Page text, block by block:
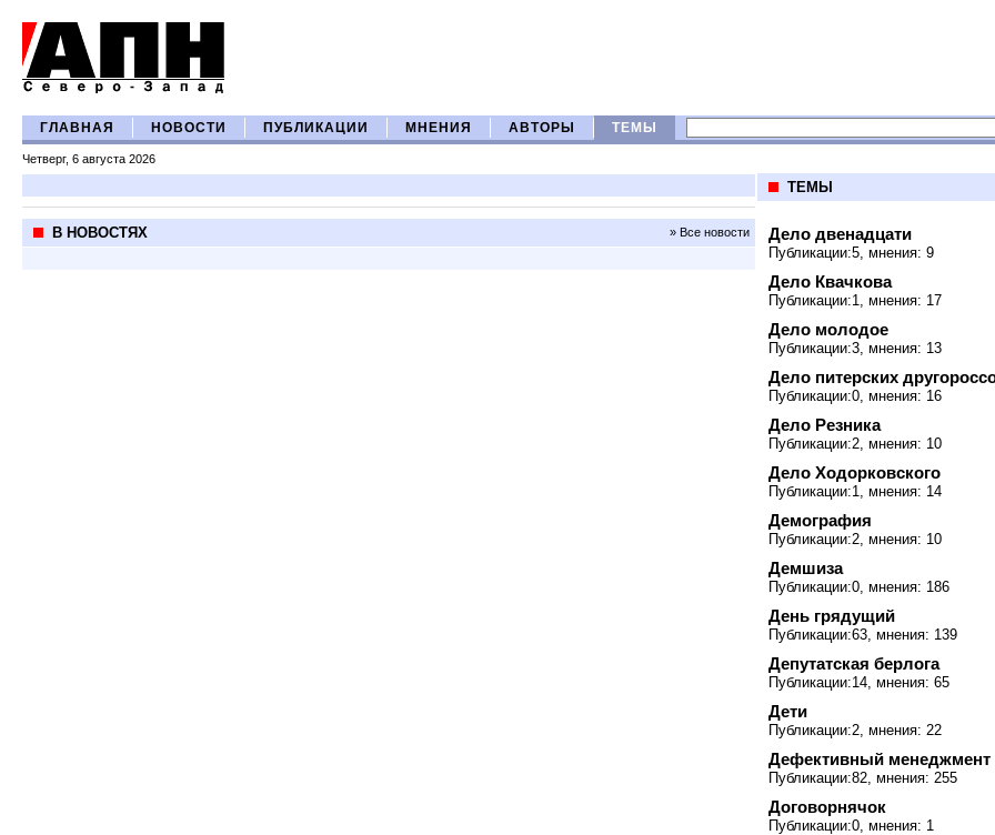
ГЛАВНАЯ НОВОСТИ ПУБЛИКАЦИИ МНЕНИЯ АВТОРЫ ТЕМЫ
Четверг, 6 августа 2026
В НОВОСТЯХ » Все новости
ТЕМЫ
Дело двенадцати
Публикации:5, мнения: 9
Дело Квачкова
Публикации:1, мнения: 17
Дело молодое
Публикации:3, мнения: 13
Дело питерских
Публикации:0, мнения: 16
Дело Резника
Публикации:2, мнения: 10
Дело Ходорковского
Публикации:1, мнения: 14
Демография
Публикации:2, мнения: 10
Демшиза
Публикации:0, мнения: 186
День грядущий
Публикации:63, мнения: 139
Депутатская берлога
Публикации:14, мнения: 65
Дети
Публикации:2, мнения: 22
Дефективный менеджмент
Публикации:82, мнения: 255
Договорнячок
Публикации:0, мнения: 1